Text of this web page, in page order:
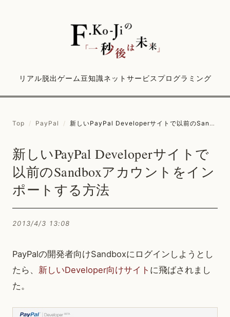
リアル脱出ゲーム豆知識ネットサービス プログラミング
Top / PayPal / 新しいPayPal Developerサイトで以前のSandboxアカウントをインポートする方法
新しいPayPal Developerサイトで
以前のSandboxアカウントをイン
ポートする方法
2013/4/3 13:08
PayPalの開発者向けSandboxにログインしようとし
たら、 新しいDeveloper向けサイト に飛ばされまし
た。